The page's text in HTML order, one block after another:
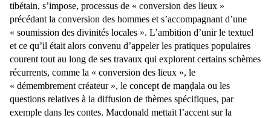
tibétain, s’impose, processus de « conversion des lieux »
précédant la conversion des hommes et s’accompagnant d’une
« soumission des divinités locales ». L’ambition d’unir le textuel
et ce qu’il était alors convenu d’appeler les pratiques populaires
courent tout au long de ses travaux qui explorent certains schèmes
récurrents, comme la « conversion des lieux », le
« démembrement créateur », le concept de maṇḍala ou les
questions relatives à la diffusion de thèmes spécifiques, par
exemple dans les contes. Macdonald mettait l’accent sur la